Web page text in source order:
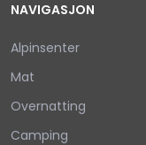
NAVIGASJON
Alpinsenter
Mat
Overnatting
Camping